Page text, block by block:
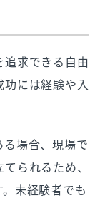
求できる自由
には経験や入
場合、現場で
られるため、
未経験者でも